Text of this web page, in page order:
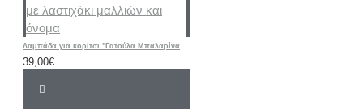
Λαμπάδα για κορίτσι "Γατούλα Μπαλαρίνα floral " με λαστιχάκι μαλλιών και όνομα
39,00€